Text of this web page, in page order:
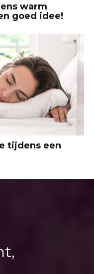
warm
goed idee!
tijdens een